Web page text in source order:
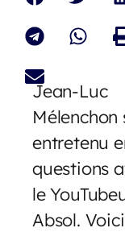
Jean-Luc
Mélenchon
entretenu
questions
le
Absol.